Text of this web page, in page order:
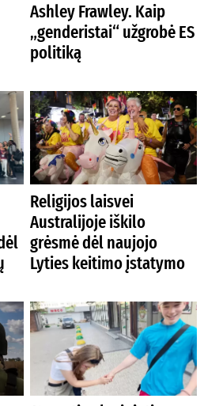
Ashley Frawley. Kaip
„genderistai“ užgrobė ES
politiką
Religijos laisvei
Australijoje iškilo
grėsmė dėl naujojo
Lyties keitimo įstatymo